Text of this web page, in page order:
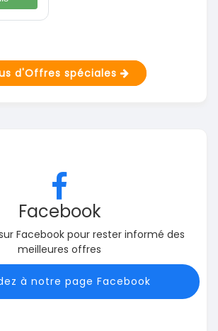
d'Offres spéciales
Facebook
Facebook pour rester informé des
meilleures offres
à notre page Facebook